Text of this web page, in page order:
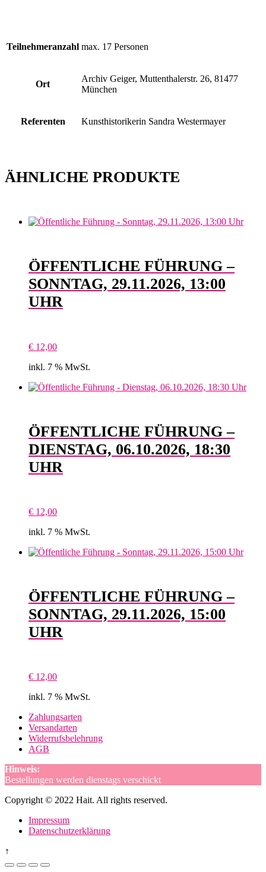
Teilnehmeranzahl max. 17 Personen
Ort
Archiv Geiger, Muttenthalerstr. 26, 81477
München
Referenten Kunsthistorikerin Sandra Westermayer
ÄHNLICHE PRODUKTE
ÖFFENTLICHE FÜHRUNG –
SONNTAG, 29.11.2026, 13:00
UHR
€ 12,00
inkl. 7 % MwSt.
ÖFFENTLICHE FÜHRUNG –
DIENSTAG, 06.10.2026, 18:30
UHR
€ 12,00
inkl. 7 % MwSt.
ÖFFENTLICHE FÜHRUNG –
SONNTAG, 29.11.2026, 15:00
UHR
€ 12,00
inkl. 7 % MwSt.
Zahlungsarten
Versandarten
Widerrufsbelehrung
AGB
Hinweis:
Bestellungen werden dienstags verschickt
Copyright © 2022 Hait. All rights reserved.
Impressum
Datenschutzerklärung
↑